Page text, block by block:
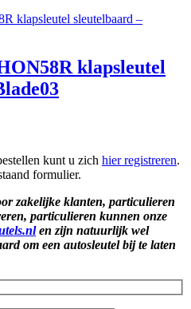
klapsleutel
kunt u zich hier registreren.
formulier.
zakelijke klanten, particulieren
particulieren kunnen onze
en zijn natuurlijk wel
om een autosleutel bij te laten